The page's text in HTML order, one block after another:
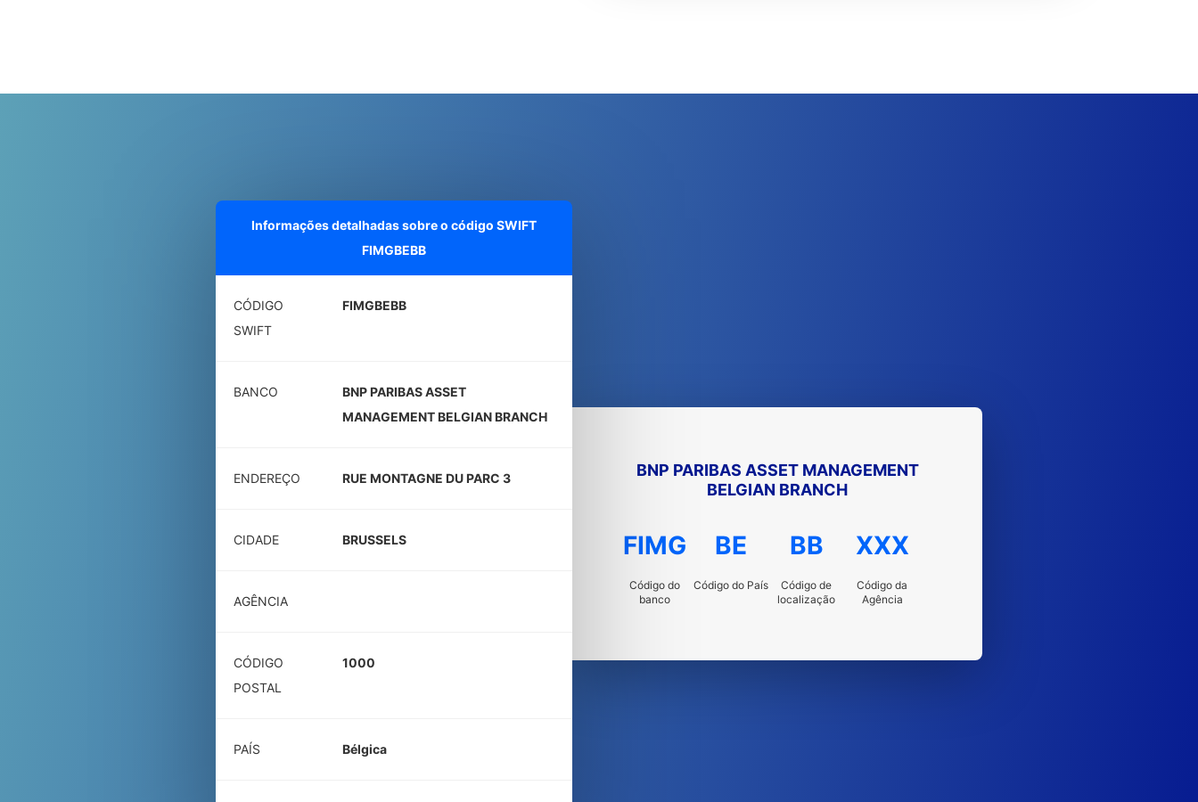
Informações detalhadas sobre o código SWIFT
FIMGBEBB
CÓDIGO
SWIFT
FIMGBEBB
BANCO
BNP PARIBAS ASSET
MANAGEMENT BELGIAN BRANCH
ENDEREÇO RUE MONTAGNE DU PARC 3
CIDADE BRUSSELS
AGÊNCIA
CÓDIGO
POSTAL
1000
PAÍS Bélgica
BNP PARIBAS ASSET MANAGEMENT
BELGIAN BRANCH
FIMG
Código do
banco
BE
Código do País
BB
Código de
localização
XXX
Código da
Agência